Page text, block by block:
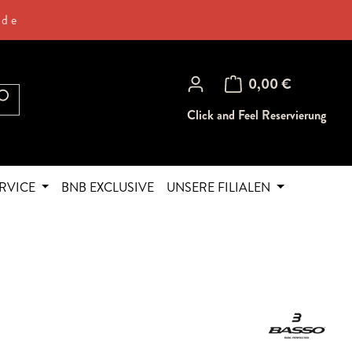
0,00 €
Warenkorb enthält 0
Click and Feel Reservierung
BNB EXCLUSIVE UNSERE FILIALEN